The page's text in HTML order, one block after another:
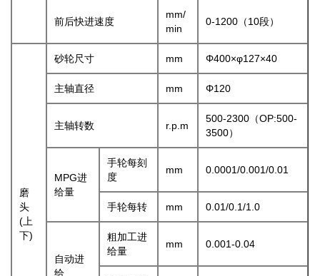
前后快进速度
mm/
min
0-1200（10段）
磨
头
(上
下)
砂轮尺寸 mm Φ400×φ127×40
主轴直径 mm Φ120
主轴转数 r.p.m
500-2300（OP:500-
3500）
MPG进
给量
手轮每刻
度
mm 0.0001/0.001/0.01
手轮每转 mm 0.01/0.1/1.0
自动进
给
粗加工进
给量
mm 0.001-0.04